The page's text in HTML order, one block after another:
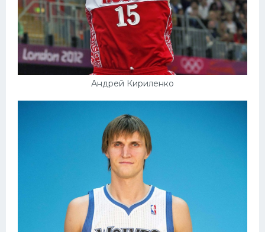
Андрей Кириленко